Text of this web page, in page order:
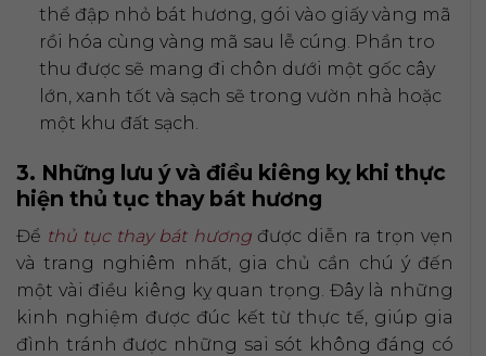
thể đập nhỏ bát hương, gói vào giấy vàng mã
rồi hóa cùng vàng mã sau lễ cúng. Phần tro
thu được sẽ mang đi chôn dưới một gốc cây
lớn, xanh tốt và sạch sẽ trong vườn nhà hoặc
một khu đất sạch.
3. Những lưu ý và điều kiêng kỵ khi thực
hiện thủ tục thay bát hương
Để thủ tục thay bát hươngđược diễn ra trọn vẹn
và trang nghiêm nhất, gia chủ cần chú ý đến
một vài điều kiêng kỵ quan trọng. Đây là những
kinh nghiệm được đúc kết từ thực tế, giúp gia
đình tránh được những sai sót không đáng có